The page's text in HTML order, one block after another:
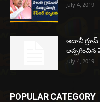
July 4, 2019
అదానీ
అప్పగించిన
July 4, 2019
POPULAR CATEGORY